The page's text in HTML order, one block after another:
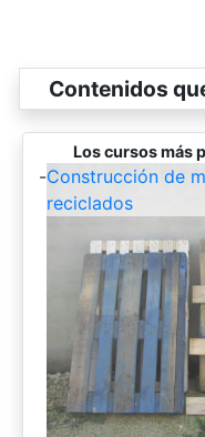
Contenidos
Los cursos más
-Construcción de
reciclados